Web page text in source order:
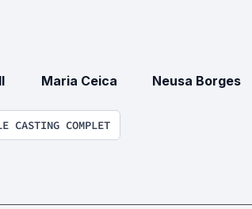
Maria Ceica Neusa Borges
CASTING COMPLET